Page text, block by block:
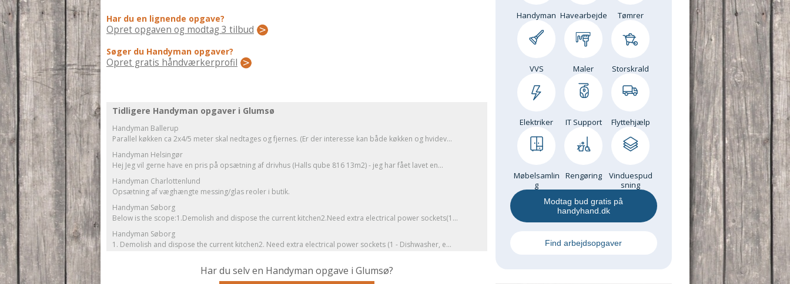
Har du en lignende opgave?
Opret opgaven og modtag 3 tilbud
Søger du Handyman opgaver?
Opret gratis håndværkerprofil
Tidligere Handyman opgaver i Glumsø
Handyman Ballerup
Parallel køkken ca 2x4/5 meter skal nedtages og fjernes. (Er der interesse kan både køkken og hvidev...
Handyman Helsingør
Hej Jeg vil gerne have en pris på opsætning af drivhus (Halls qube 816 13m2) - jeg har fået lavet en...
Handyman Charlottenlund
Opsætning af væghængte messing/glas reoler i butik.
Handyman Søborg
Below is the scope:1.Demolish and dispose the current kitchen2.Need extra electrical power sockets(1...
Handyman Søborg
1. Demolish and dispose the current kitchen2. Need extra electrical power sockets (1 - Dishwasher, e...
Har du selv en Handyman opgave i Glumsø?
Handyman Havearbejde Tømrer
VVS Maler Storskrald
Elektriker IT Support Flyttehjælp
Møbelsamlin
g
Rengøring
Vinduespud
sning
Modtag bud gratis på
handyhand.dk
Find arbejdsopgaver